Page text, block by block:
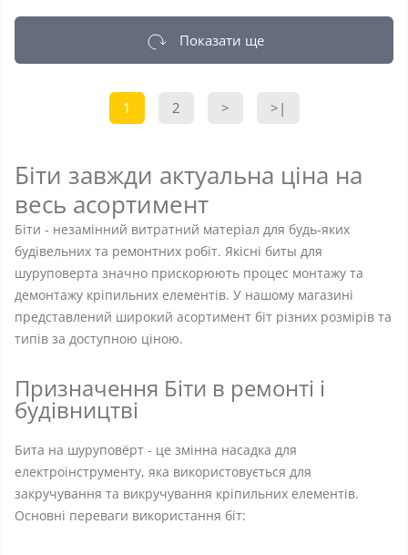
Показати ще
1 2 > >|
Біти завжди актуальна ціна на
весь асортимент
Біти - незамінний витратний матеріал для будь-яких
будівельних та ремонтних робіт. Якісні биты для
шуруповерта значно прискорюють процес монтажу та
демонтажу кріпильних елементів. У нашому магазині
представлений широкий асортимент біт різних розмірів та
типів за доступною ціною.
Призначення Біти в ремонті і
будівництві
Бита на шуруповёрт - це змінна насадка для
електроінструменту, яка використовується для
закручування та викручування кріпильних елементів.
Основні переваги використання біт: